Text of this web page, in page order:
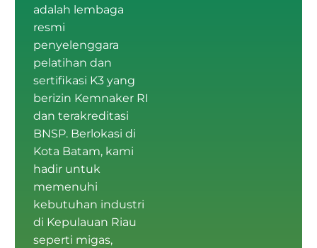
adalah lembaga
resmi
penyelenggara
pelatihan dan
sertifikasi K3 yang
berizin Kemnaker RI
dan terakreditasi
BNSP. Berlokasi di
Kota Batam, kami
hadir untuk
memenuhi
kebutuhan industri
di Kepulauan Riau
seperti migas,